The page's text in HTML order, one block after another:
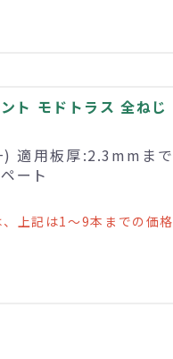
ト モドトラス 全ねじ
適用板厚:2.3mmまで
ート
上記は1～9本までの価格